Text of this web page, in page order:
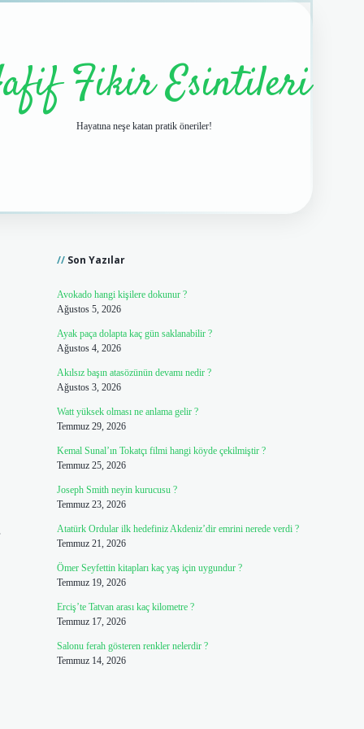
Fikir Esintileri
Hayatına neşe katan pratik öneriler!
Son Yazılar
Avokado hangi kişilere dokunur ?
Ağustos 5, 2026
Ayak paça dolapta kaç gün saklanabilir ?
Ağustos 4, 2026
Akılsız başın atasözünün devamı nedir ?
Ağustos 3, 2026
Watt yüksek olması ne anlama gelir ?
Temmuz 29, 2026
Kemal Sunal’ın Tokatçı filmi hangi köyde çekilmiştir ?
Temmuz 25, 2026
Joseph Smith neyin kurucusu ?
Temmuz 23, 2026
Atatürk Ordular ilk hedefiniz Akdeniz’dir emrini nerede verdi ?
Temmuz 21, 2026
Ömer Seyfettin kitapları kaç yaş için uygundur ?
Temmuz 19, 2026
Erciş’te Tatvan arası kaç kilometre ?
Temmuz 17, 2026
Salonu ferah gösteren renkler nelerdir ?
Temmuz 14, 2026